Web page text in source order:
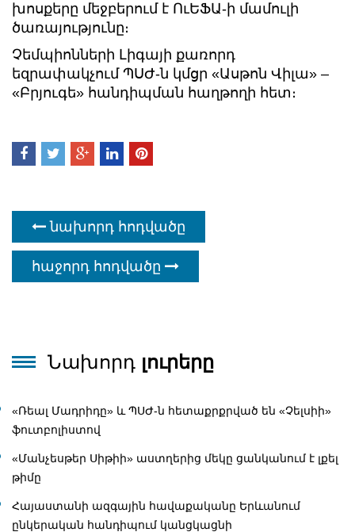
խոսքերը մեջբերում է ՈւԵՖԱ-ի մամուլի
ծառայությունը։
Չեմպիոնների Լիգայի քառորդ
եզրափակչում ՊՍԺ-ն կմցր «Ասթոն Վիլա» –
«Բրյուգե» հանդիպման հաղթողի հետ։
նախորդ հոդվածը
հաջորդ հոդվածը
Նախորդ լուրերը
«Ռեալ Մադրիդը» և ՊՍԺ-ն հետաքրքրված են «Չելսիի»
ֆուտբոլիստով
«Մանչեսթեր Սիթիի» աստղերից մեկը ցանկանում է լքել
թիմը
Հայաստանի ազգային հավաքականը Երևանում
ընկերական հանդիպում կանցկացնի